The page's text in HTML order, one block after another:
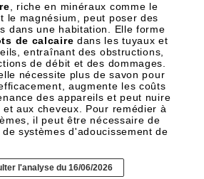
, riche en minéraux comme le
le magnésium, peut poser des
dans une habitation. Elle forme
de calcaire dans les tuyaux et
entraînant des obstructions,
de débit et des dommages.
nécessite plus de savon pour
augmente les coûts
des appareils et peut nuire
et aux cheveux. Pour remédier à
il peut être nécessaire de
systèmes d'adoucissement de
l'analyse du 16/06/2026